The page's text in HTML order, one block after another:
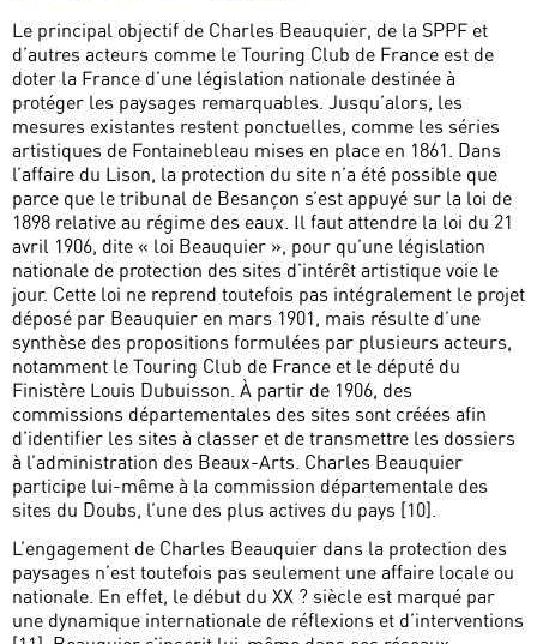
Le principal objectif de Charles Beauquier, de la SPPF et
d’autres acteurs comme le Touring Club de France est de
doter la France d’une législation nationale destinée à
protéger les paysages remarquables. Jusqu’alors, les
mesures existantes restent ponctuelles, comme les séries
artistiques de Fontainebleau mises en place en 1861. Dans
l’affaire du Lison, la protection du site n’a été possible que
parce que le tribunal de Besançon s’est appuyé sur la loi de
1898 relative au régime des eaux. Il faut attendre la loi du 21
avril 1906, dite « loi Beauquier », pour qu’une législation
nationale de protection des sites d’intérêt artistique voie le
jour. Cette loi ne reprend toutefois pas intégralement le projet
déposé par Beauquier en mars 1901, mais résulte d’une
synthèse des propositions formulées par plusieurs acteurs,
notamment le Touring Club de France et le député du
Finistère Louis Dubuisson. À partir de 1906, des
commissions départementales des sites sont créées afin
d’identifier les sites à classer et de transmettre les dossiers
à l’administration des Beaux-Arts. Charles Beauquier
participe lui-même à la commission départementale des
sites du Doubs, l’une des plus actives du pays [10].
L’engagement de Charles Beauquier dans la protection des
paysages n’est toutefois pas seulement une affaire locale ou
nationale. En effet, le début du XX ? siècle est marqué par
une dynamique internationale de réflexions et d’interventions